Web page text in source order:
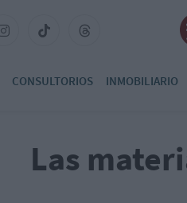
CONSULTORIOS INMOBILIARIO
Las